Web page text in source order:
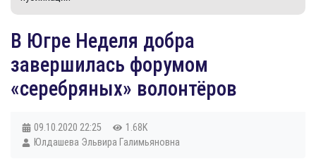
В Югре Неделя добра
завершилась форумом
«серебряных» волонтёров
09.10.2020 22:25
1.68K
Юлдашева Эльвира Галимьяновна